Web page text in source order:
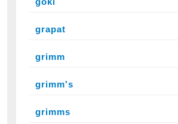
grapat
grimm
grimm's
grimms